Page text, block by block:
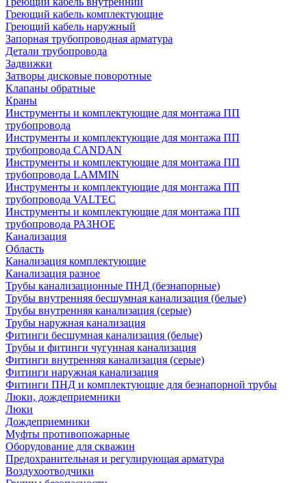
Греющий кабель комплектующие
Греющий кабель наружный
Запорная трубопроводная арматура
Детали трубопровода
Задвижки
Затворы дисковые поворотные
Клапаны обратные
Краны
Инструменты и комплектующие для монтажа ПП
трубопровода
Инструменты и комплектующие для монтажа ПП
трубопровода CANDAN
Инструменты и комплектующие для монтажа ПП
трубопровода LAMMIN
Инструменты и комплектующие для монтажа ПП
трубопровода VALTEC
Инструменты и комплектующие для монтажа ПП
трубопровода РАЗНОЕ
Канализация
Область
Канализация комплектующие
Канализация разное
Трубы канализационные ПНД (безнапорные)
Трубы внутренняя бесшумная канализация (белые)
Трубы внутренняя канализация (серые)
Трубы наружная канализация
Фитинги бесшумная канализация (белые)
Трубы и фитинги чугунная канализация
Фитинги внутренняя канализация (серые)
Фитинги наружная канализация
Фитинги ПНД и комплектующие для безнапорной трубы
Люки, дождеприемники
Люки
Дождеприемники
Муфты противопожарные
Оборудование для скважин
Предохранительная и регулирующая арматура
Воздухоотводчики